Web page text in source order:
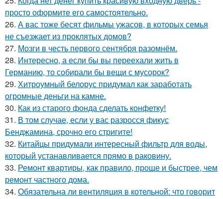
просто оформите его самостоятельно.
26. А вас тоже бесят фильмы ужасов, в которых семья
не съезжает из проклятых домов?
27. Мозги в честь первого сентября разомнём.
28. Интересно, а если бы вы переехали жить в
Германию, то собирали бы вещи с мусорок?
29. Хитроумный белорус придумал как заработать
огромные деньги на камне.
30. Как из старого фонда сделать конфетку!
31. В том случае, если у вас разросся фикус
Бенджамина, срочно его стригите!
32. Китайцы придумали интересный фильтр для воды,
который устанавливается прямо в раковину.
33. Ремонт квартиры, как правило, проще и быстрее, чем
ремонт частного дома.
34. Обязательна ли вентиляция в котельной: что говорит